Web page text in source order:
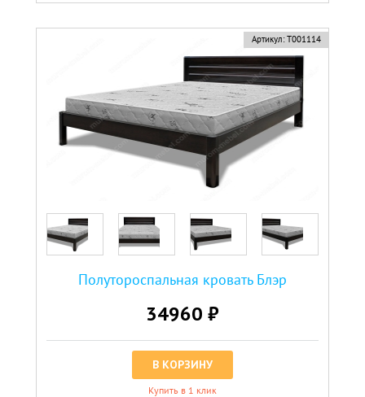
Артикул: Т001114
Полутороспальная кровать Блэр
34960 ₽
В КОРЗИНУ
Купить в 1 клик